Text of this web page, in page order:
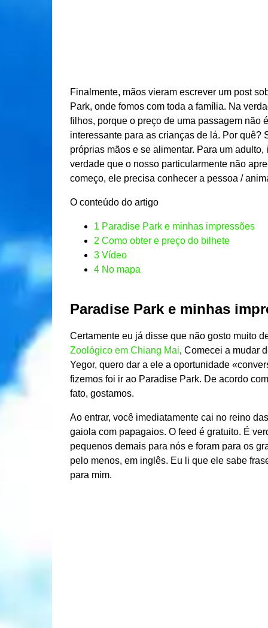
Finalmente, mãos vieram escrever um post
Park, onde fomos com toda a família. Na
filhos, porque o preço de uma passagem não
interessante para as crianças de lá. Por quê?
próprias mãos e se alimentar. Para um
verdade que o nosso particularmente não
começo, ele precisa conhecer a pessoa /
O conteúdo do artigo
1 Paradise Park e minhas impressões
2 Como obter e preço do bilhete
3 Vídeo
4 No mapa
Paradise Park e minhas
Certamente eu já disse que não gosto muito
Zoológico em Chiang Mai, Comecei a mudar
Yegor, quero dar a ele a oportunidade
fizemos foi ir ao Paradise Park. De acordo
fato, gostamos.
Ao entrar, você imediatamente cai no reino
gaiola com papagaios. O feed é gratuito. É
pequenos demais para nós e foram para os
pelo menos, em inglês. Eu li que ele sabe
para mim.